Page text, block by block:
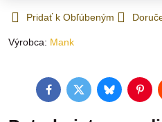
Pridať k Obľúbeným
Výrobca: Mank
FacebookTwitterBluesky